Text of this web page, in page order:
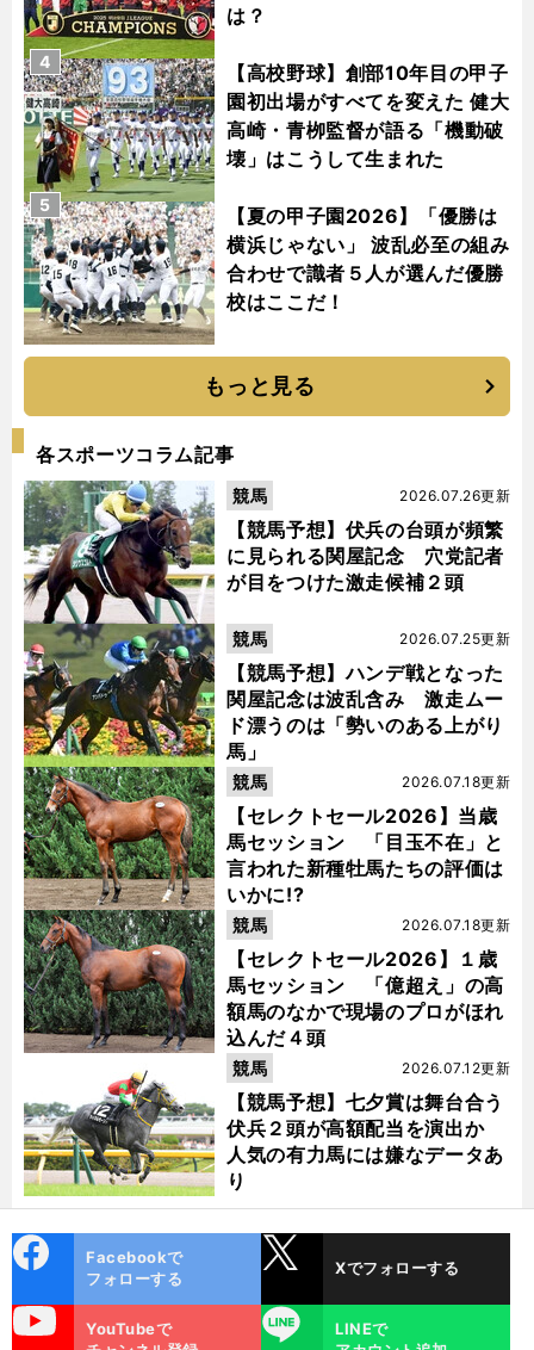
は？
【高校野球】創部10年目の甲子
園初出場がすべてを変えた 健大
高崎・青栁監督が語る「機動破
壊」はこうして生まれた
4
【夏の甲子園2026】「優勝は
横浜じゃない」 波乱必至の組み
合わせで識者５人が選んだ優勝
校はここだ！
5
もっと見る
各スポーツコラム記事
【競馬予想】伏兵の台頭が頻繁
に見られる関屋記念 穴党記者
が目をつけた激走候補２頭
2026.07.26更新
競馬
【競馬予想】ハンデ戦となった
関屋記念は波乱含み 激走ムー
ド漂うのは「勢いのある上がり
馬」
2026.07.25更新
競馬
【セレクトセール2026】当歳
馬セッション 「目玉不在」と
言われた新種牡馬たちの評価は
いかに!?
2026.07.18更新
競馬
【セレクトセール2026】１歳
馬セッション 「億超え」の高
額馬のなかで現場のプロがほれ
込んだ４頭
2026.07.18更新
競馬
【競馬予想】七夕賞は舞台合う
伏兵２頭が高額配当を演出か
人気の有力馬には嫌なデータあ
り
2026.07.12更新
競馬
ok
Facebookで
フォローする
Xでフォローする
YouTubeで
LINE
LINEで